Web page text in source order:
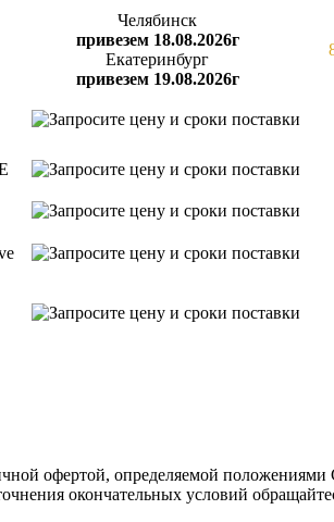
Челябинск
привезем 18.08.2026г
Екатеринбург
привезем 19.08.2026г
офертой, определяемой
окончательных условий